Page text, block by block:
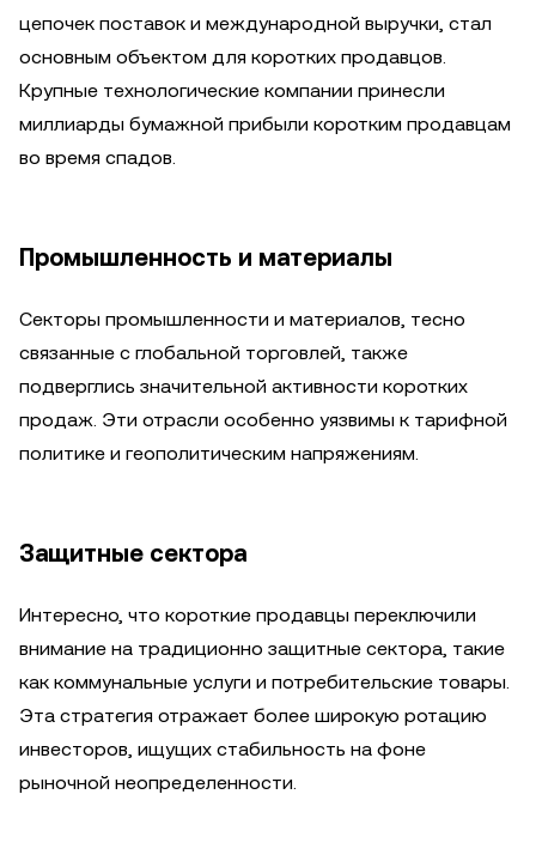
цепочек поставок и международной выручки, стал
основным объектом для коротких продавцов.
Крупные технологические компании принесли
миллиарды бумажной прибыли коротким продавцам
во время спадов.
Промышленность и материалы
Секторы промышленности и материалов, тесно
связанные с глобальной торговлей, также
подверглись значительной активности коротких
продаж. Эти отрасли особенно уязвимы к тарифной
политике и геополитическим напряжениям.
Защитные сектора
Интересно, что короткие продавцы переключили
внимание на традиционно защитные сектора, такие
как коммунальные услуги и потребительские товары.
Эта стратегия отражает более широкую ротацию
инвесторов, ищущих стабильность на фоне
рыночной неопределенности.